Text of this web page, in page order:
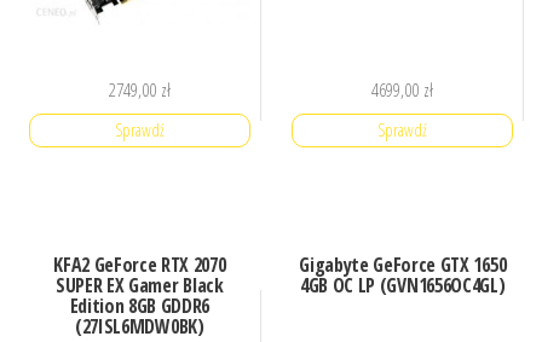
2749,00 zł
Sprawdź
4699,00 zł
Sprawdź
KFA2 GeForce RTX 2070
SUPER EX Gamer Black
Edition 8GB GDDR6
(27ISL6MDW0BK)
Gigabyte GeForce GTX 1650
4GB OC LP (GVN1656OC4GL)